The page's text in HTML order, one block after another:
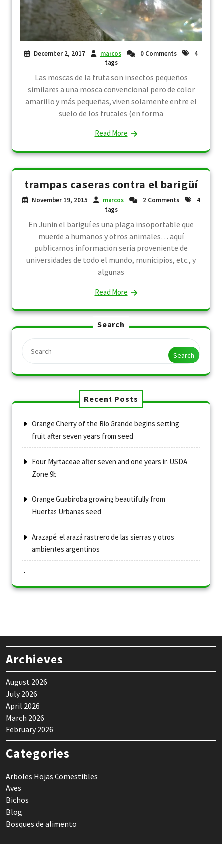
December 2, 2017 marcos 0 Comments
4
tags
Las moscas de la fruta son insectos pequeños
similares a una mosca convencional pero de color
amarillo y más pequeñas, viven solamente entre el
suelo de los frutales (en forma
Read More
trampas caseras contra el barigüí
November 19, 2015 marcos 2 Comments
4
tags
En Junin el bariguí es una plaga insoportable que
muerde a humanos y otros animales… aquí
publicamos información seria proveniente de
universidades de todo el mundo, municipios, etc., y
algunas
Read More
Search
Search
Recent Posts
Orange Cherry of the Rio Grande begins setting
fruit after seven years from seed
Four Myrtaceae after seven and one years in USDA
Zone 9b
Orange Guabiroba growing beautifully from
Huertas Urbanas seed
Arazapé: el arazá rastrero de las sierras y otros
ambientes argentinos
Archieves
August 2026
July 2026
April 2026
March 2026
February 2026
Categories
Arboles Hojas Comestibles
Aves
Bichos
Blog
Bosques de alimento